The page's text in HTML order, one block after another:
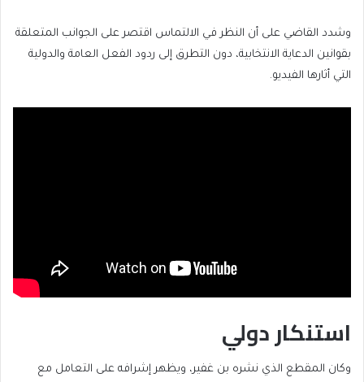
وشدد القاضي على أن النظر في الالتماس اقتصر على الجوانب المتعلقة
بقوانين الدعاية الانتخابية، دون التطرق إلى ردود الفعل العامة والدولية
التي أثارها الفيديو.
استنكار دولي
وكان المقطع الذي نشره بن غفير، ويظهر إشرافه على التعامل مع